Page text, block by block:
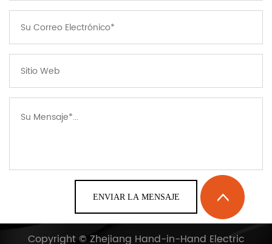
Copyright © Zhejiang Hand-in-Hand Electric